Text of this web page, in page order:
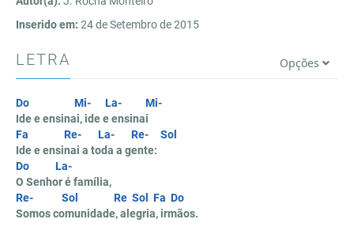
Inserido em: 24 de Setembro de 2015
LETRA Opções
Do Mi- La-
Mi-
Ide e ensinai, ide e ensinai
Fa
Re- La- Re-
Sol
Ide e ensinai a toda a gente:
Do
La-
O Senhor é família,
Re-
Sol Re Sol Fa Do
Somos comunidade, alegria, irmãos.